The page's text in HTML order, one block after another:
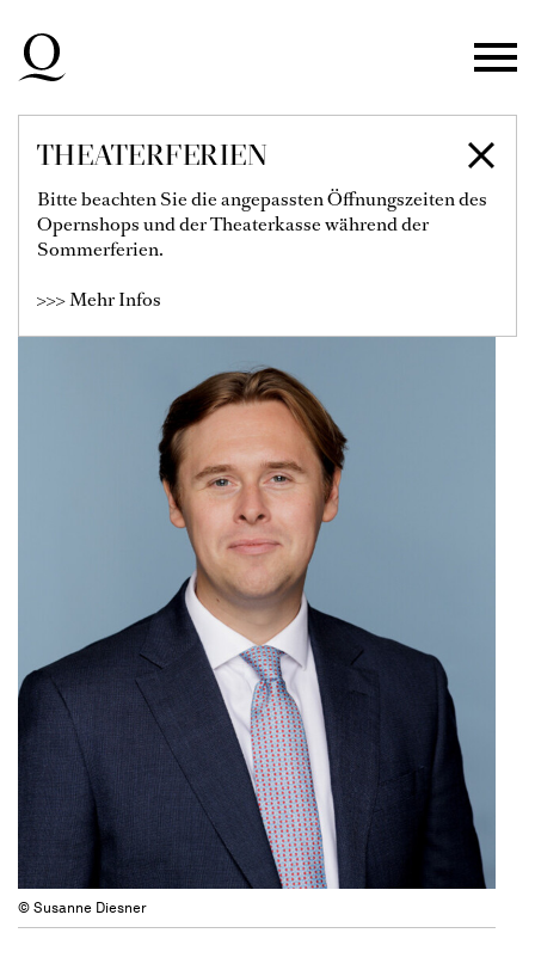
Zur Hauptnavigation springen
Zum Hauptinhalt springen
Zum Footer springen
THEATERFERIEN
Bitte beachten Sie die angepassten Öffnungszeiten des
Opernshops und der Theaterkasse während der
Sommerferien.
>>> Mehr Infos
HENRY ROSS
© Susanne Diesner